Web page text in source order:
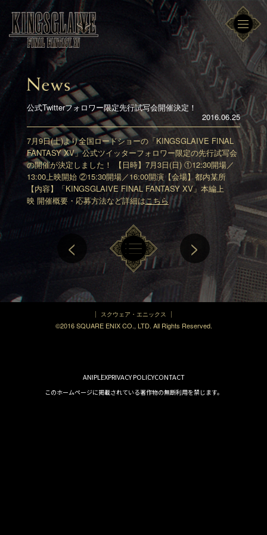
公式Twitterフォロワー限定先行試写会開催決定！
2016.06.25
7月9日(土)より全国ロードショーの「KINGSGLAIVE FINAL
FANTASY XV」公式ツイッターフォロワー限定の先行試写会
の開催が決定しました！
【日時】7月3日(日) ①12:30開場／
13:00上映開始 ②15:30開場／16:00開演【会場】都内某所
【内容】「KINGSGLAIVE FINAL FANTASY XV」本編上
映 開催概要・応募方法など詳細はこちら
< >
スクウェア・エニックス
©2016 SQUARE ENIX CO., LTD. All Rights Reserved.
ANIPLEXPRIVACY POLICYCONTACT
このホームページに掲載されている著作物の無断利用を禁じます。